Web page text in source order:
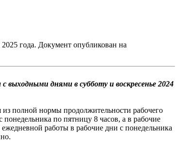
года. Документ опубликован на
выходными днями в субботу и воскресенье 2024
из полной нормы продолжительности рабочего
по пятницу 8 часов, а в рабочие
работы в рабочие дни с понедельника